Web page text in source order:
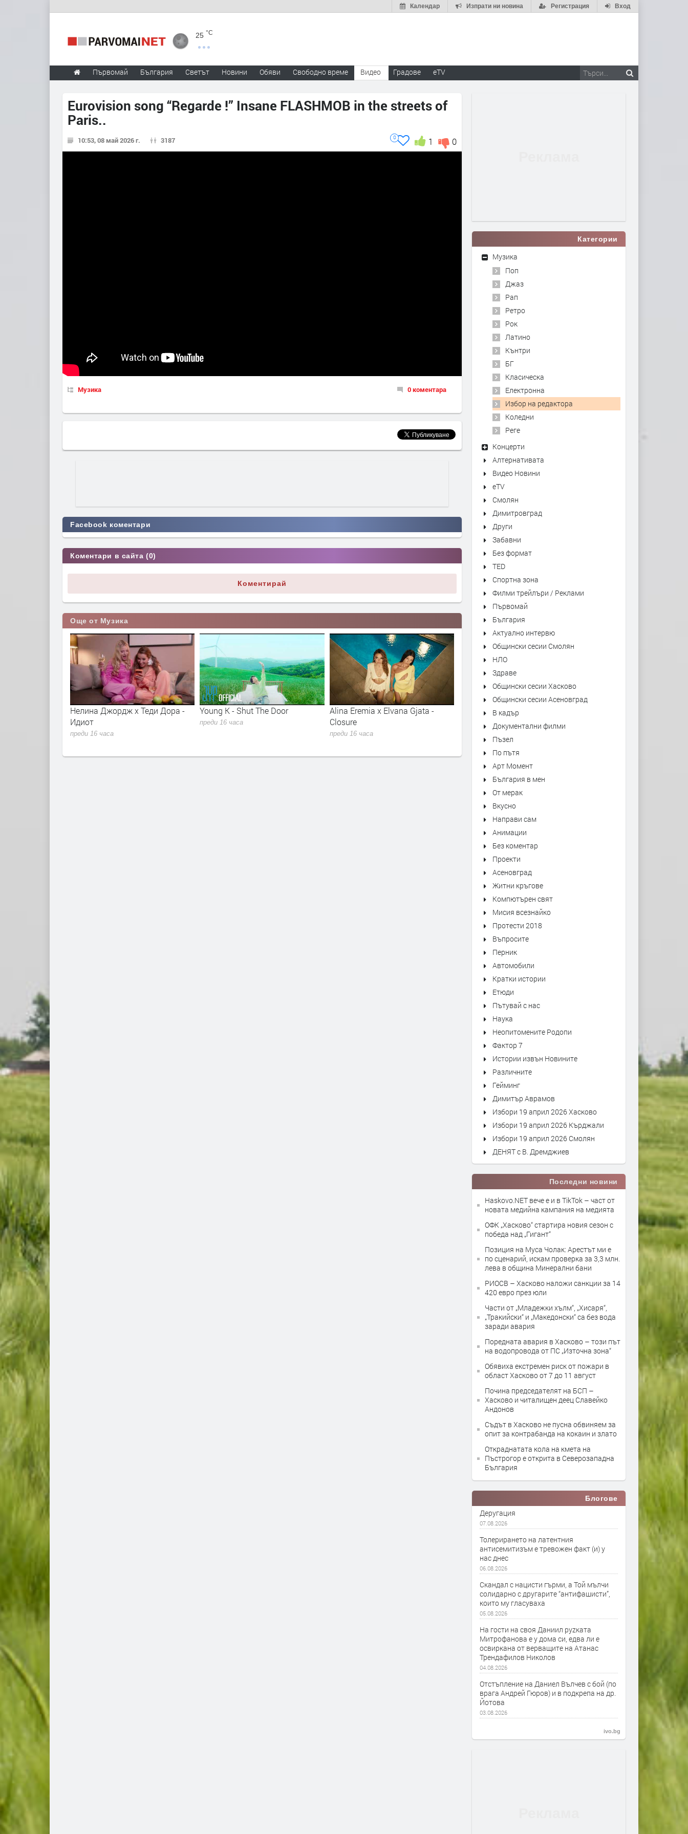
Вход
Регистрация
Изпрати ни новина
Календар
25 °C
Първомай България Светът Новини Обяви Свободно време Видео Градове eTV
Eurovision song “Regarde !” Insane FLASHMOB in the streets of
Paris..​
10:53, 08 май 2026 г. 3187 0
1
0
Музика 0 коментара
Facebook коментари
Коментари в сайта (0)
Коментирай
Още от Музика
Нелина Джордж x Теди Дора -
Идиот
преди 16 часа
Young K - Shut The Door
преди 16 часа
Alina Eremia x Elvana Gjata -
Closure
преди 16 часа
Kiss - Forever
преди 17 часа
Категории
Музика
Поп
Джаз
Рап
Ретро
Рок
Латино
Кънтри
БГ
Класическа
Електронна
Избор на редактора
Коледни
Реге
Концерти
Алтернативата
Видео Новини
eTV
Смолян
Димитровград
Други
Забавни
Без формат
TED
Спортна зона
Филми трейлъри / Реклами
Първомай
България
Актуално интервю
Общински сесии Смолян
НЛО
Здраве
Общински сесии Хасково
Общински сесии Асеновград
В кадър
Документални филми
Пъзел
По пътя
Арт Момент
България в мен
От мерак
Вкусно
Направи сам
Анимации
Без коментар
Проекти
Асеновград
Житни кръгове
Компютърен свят
Мисия всезнайко
Протести 2018
Въпросите
Перник
Автомобили
Кратки истории
Етюди
Пътувай с нас
Наука
Неопитомените Родопи
Фактор 7
Истории извън Новините
Различните
Гейминг
Димитър Аврамов
Избори 19 април 2026 Хасково
Избори 19 април 2026 Кърджали
Избори 19 април 2026 Смолян
ДЕНЯТ с В. Дремджиев
Последни новини
Haskovo.NET вече е и в TikTok – част от
новата медийна кампания на медията
ОФК „Хасково“ стартира новия сезон с
победа над „Гигант“
Позиция на Муса Чолак: Арестът ми е
по сценарий, искам проверка за 3,3 млн.
лева в община Минерални бани
РИОСВ – Хасково наложи санкции за 14
420 евро през юли
Части от „Младежки хълм“, „Хисаря“,
„Тракийски“ и „Македонски“ са без вода
заради авария
Поредната авария в Хасково – този път
на водопровода от ПС „Източна зона“
Обявиха екстремен риск от пожари в
област Хасково от 7 до 11 август
Почина председателят на БСП –
Хасково и читалищен деец Славейко
Андонов
Съдът в Хасково не пусна обвиняем за
опит за контрабанда на кокаин и злато
Откраднатата кола на кмета на
Пъстрогор е открита в Северозападна
България
Блогове
Деругация
07.08.2026
Толерирането на латентния
антисемитизъм е тревожен факт (и) у
нас днес
06.08.2026
Скандал с нацисти гърми, а Той мълчи
солидарно с другарите “антифашисти”,
които му гласуваха
05.08.2026
На гости на своя Даниил руzката
Митрофанова е у дома си, едва ли е
освиркана от верващите на Атанас
Трендафилов Николов
04.08.2026
Отстъпление на Даниел Вълчев с бой (по
врага Андрей Гюров) и в подкрепа на др.
Йотова
03.08.2026
ivo.bg